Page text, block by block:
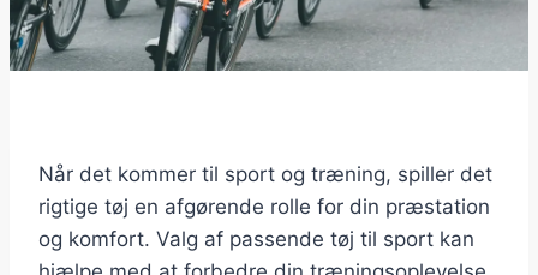
Når det kommer til sport og træning, spiller det
rigtige tøj en afgørende rolle for din præstation
og komfort. Valg af passende tøj til sport kan